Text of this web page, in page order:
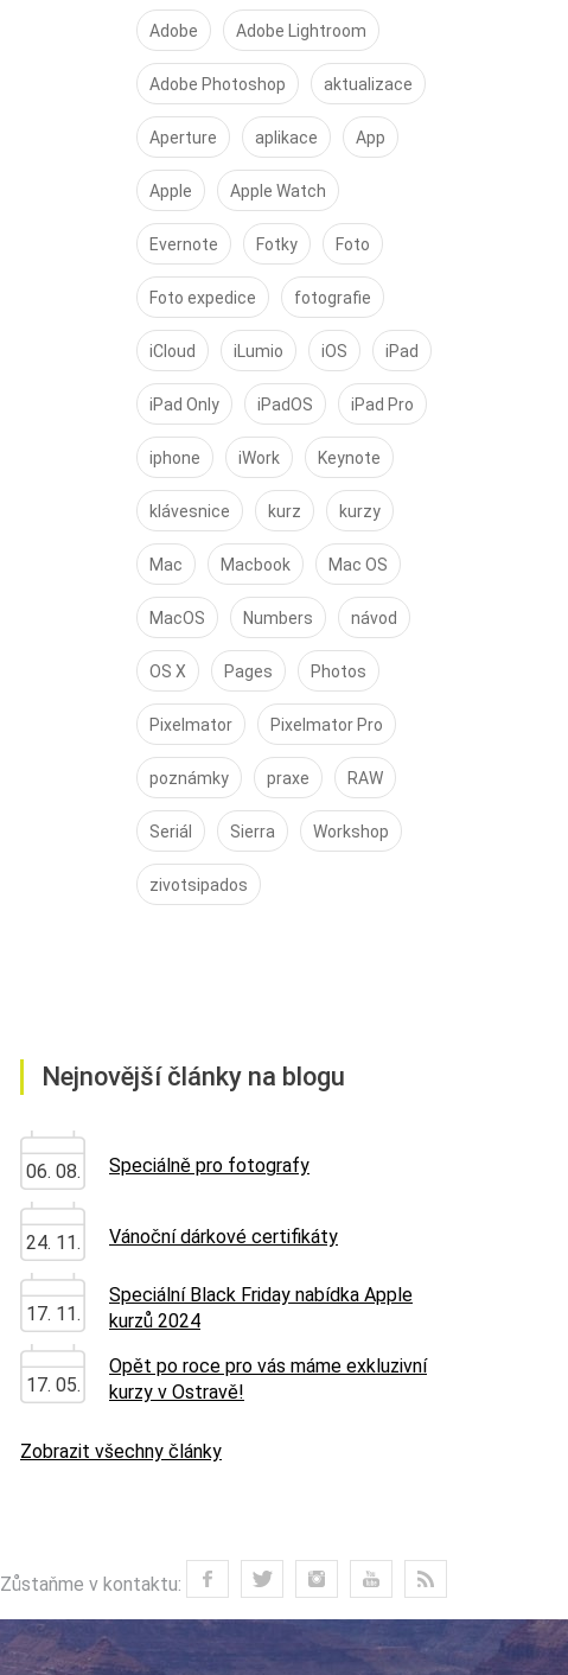
Adobe Adobe Lightroom
Adobe Photoshop aktualizace
Aperture aplikace App
Apple Apple Watch
Evernote Fotky Foto
Foto expedice fotografie
iCloud iLumio iOS iPad
iPad Only iPadOS iPad Pro
iphone iWork Keynote
klávesnice kurz kurzy
Mac Macbook Mac OS
MacOS Numbers návod
OS X Pages Photos
Pixelmator Pixelmator Pro
poznámky praxe RAW
Seriál Sierra Workshop
zivotsipados
Nejnovější články na blogu
06. 08. Speciálně pro fotografy
24. 11. Vánoční dárkové certifikáty
17. 11.
Speciální Black Friday nabídka Apple
kurzů 2024
17. 05.
Opět po roce pro vás máme exkluzivní
kurzy v Ostravě!
Zobrazit všechny články
Zůstaňme v kontaktu: